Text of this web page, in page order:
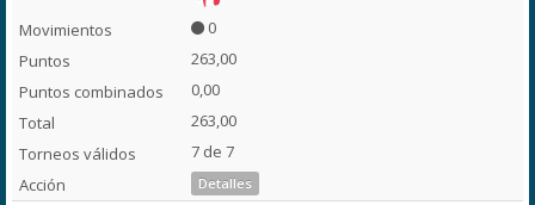
0
263,00
0,00
263,00
7 de 7
Detalles